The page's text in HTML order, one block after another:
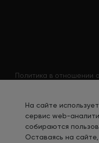
Политика в отношении
Согласие на
соискателя
Политика
На сайте
сервис web-
собираются
Оставаясь на